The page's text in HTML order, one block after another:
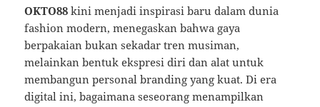
OKTO88 kini menjadi inspirasi baru dalam dunia
fashion modern, menegaskan bahwa gaya
berpakaian bukan sekadar tren musiman,
melainkan bentuk ekspresi diri dan alat untuk
membangun personal branding yang kuat. Di era
digital ini, bagaimana seseorang menampilkan